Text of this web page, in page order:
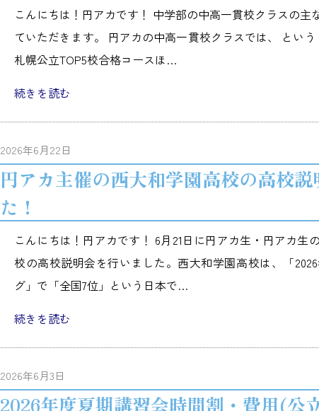
こんにちは！円アカです！ 中学部の中高一貫校クラスの主
ていただきます。 円アカの中高一貫校クラスでは、 という
札幌公立TOP5校合格コースほ…
続きを読む
2026年6月22日
円アカ主催の西大和学園高校の高校
た！
こんにちは！円アカです！ 6月21日に円アカ生・円アカ生
校の高校説明会を行いました。西大和学園高校は、「
グ」で「全国7位」という日本で…
続きを読む
2026年6月3日
2026年度夏期講習会時間割・費用(公